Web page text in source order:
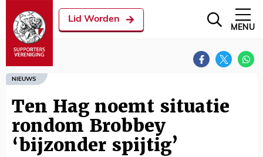
Lid Worden
MENU
NIEUWS
Ten Hag noemt situatie
rondom Brobbey
‘bijzonder spijtig’